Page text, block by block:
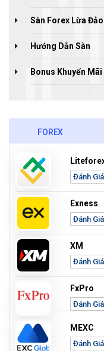
Sàn Forex Lừa Đảo
Hướng Dẫn Sàn
Bonus Khuyến Mãi
FOREX
Đánh Giá
Exness
Đánh Giá
XM
Đánh Giá
FxPro
Đánh Giá
MEXC
Đánh Giá